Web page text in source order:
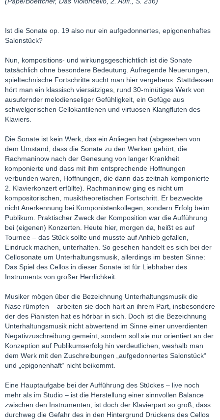
Ist die Sonate op. 19 also nur ein aufgedonnertes, epigonenhaftes
Salonstück?
Nun, kompositions- und wirkungsgeschichtlich ist die Sonate
tatsächlich ohne besondere Bedeutung. Aufregende Neuerungen,
spieltechnische Fortschritte sucht man hier vergebens. Stattdessen
hört man ein klassisch viersätziges, rund 30-minütiges Werk von
ausufernder melodienseliger Gefühligkeit, ein Gefüge aus
schwelgerischen Cellokantilenen und virtuosen Klangfluten des
Klaviers.
Die Sonate ist kein Werk, das ein Anliegen hat (abgesehen von
dem Umstand, dass die Sonate zu den Werken gehört, die
Rachmaninow nach der Genesung von langer Krankheit
komponierte und dass mit ihm entsprechende Hoffnungen
verbunden waren, Hoffnungen, die dann das zeitnah komponierte
2. Klavierkonzert erfüllte). Rachmaninow ging es nicht um
kompositorischen, musiktheoretischen Fortschritt. Er bezweckte
nicht Anerkennung bei Komponistenkollegen, sondern Erfolg beim
Publikum. Praktischer Zweck der Komposition war die Aufführung
bei (eigenen) Konzerten. Heute hier, morgen da, heißt es auf
Tournee – das Stück sollte und musste auf Anhieb gefallen,
Eindruck machen, unterhalten. So gesehen handelt es sich bei der
Cellosonate um Unterhaltungsmusik, allerdings im besten Sinne:
Das Spiel des Cellos in dieser Sonate ist für Liebhaber des
Instruments von großer Herrlichkeit.
Musiker mögen über die Bezeichnung Unterhaltungsmusik die
Nase rümpfen – arbeiten sie doch hart an ihrem Part, insbesondere
der des Pianisten hat es hörbar in sich. Doch ist die Bezeichnung
Unterhaltungsmusik nicht abwertend im Sinne einer unverdienten
Negativzuschreibung gemeint, sondern soll sie nur orientiert an der
Konzeption auf Publikumserfolg hin verdeutlichen, weshalb man
dem Werk mit den Zuschreibungen „aufgedonnertes Salonstück“
und „epigonenhaft“ nicht beikommt.
Eine Hauptaufgabe bei der Aufführung des Stückes – live noch
mehr als im Studio – ist die Herstellung einer sinnvollen Balance
zwischen den Instrumenten, ist doch der Klavierpart so groß, dass
durchweg die Gefahr des in den Hintergrund Drückens des Cellos